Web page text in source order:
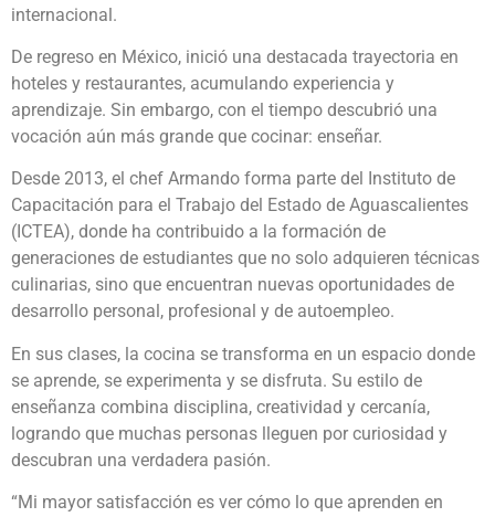
internacional.
De regreso en México, inició una destacada trayectoria en
hoteles y restaurantes, acumulando experiencia y
aprendizaje. Sin embargo, con el tiempo descubrió una
vocación aún más grande que cocinar: enseñar.
Desde 2013, el chef Armando forma parte del Instituto de
Capacitación para el Trabajo del Estado de Aguascalientes
(ICTEA), donde ha contribuido a la formación de
generaciones de estudiantes que no solo adquieren técnicas
culinarias, sino que encuentran nuevas oportunidades de
desarrollo personal, profesional y de autoempleo.
En sus clases, la cocina se transforma en un espacio donde
se aprende, se experimenta y se disfruta. Su estilo de
enseñanza combina disciplina, creatividad y cercanía,
logrando que muchas personas lleguen por curiosidad y
descubran una verdadera pasión.
“Mi mayor satisfacción es ver cómo lo que aprenden en